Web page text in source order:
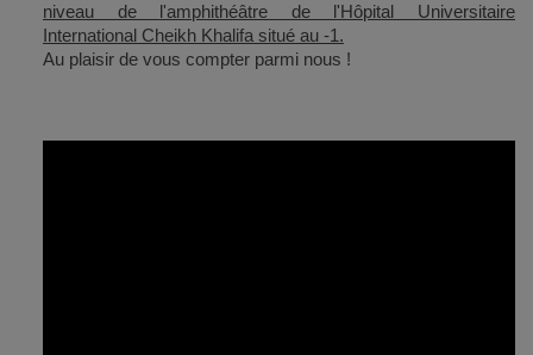
niveau de l'amphithéâtre de l'Hôpital Universitaire
International Cheikh Khalifa situé au -1.
Au plaisir de vous compter parmi nous !